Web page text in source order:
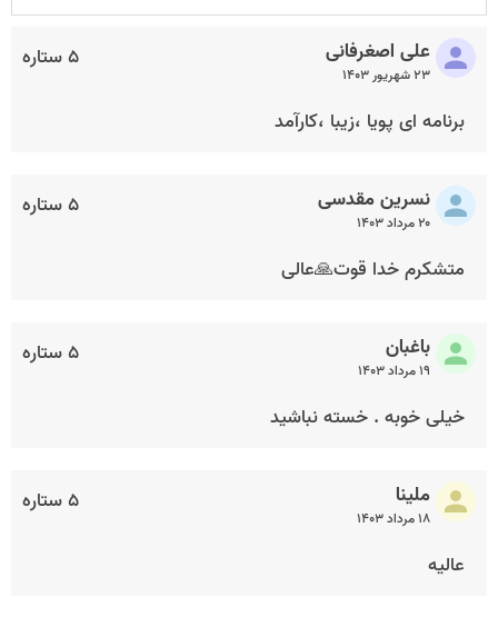
۵ ستاره علی اصغرفانی
۲۳ شهریور ۱۴۰۳
برنامه ای پویا ،زیبا ،کارآمد
۵ ستاره نسرین مقدسی
۲۰ مرداد ۱۴۰۳
متشکرم خدا قوت🙏عالی
۵ ستاره باغبان
۱۹ مرداد ۱۴۰۳
خیلی خوبه . خسته نباشید
۵ ستاره ملینا
۱۸ مرداد ۱۴۰۳
عالیه